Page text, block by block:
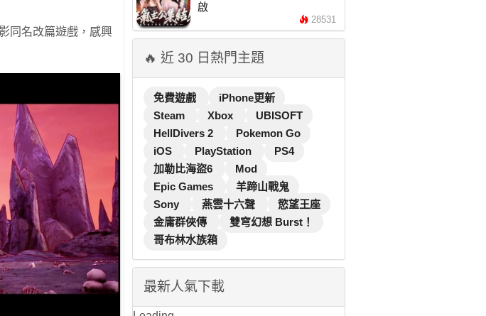
同名改篇遊戲，感興
啟
28531
🔥 近 30 日熱門主題
免費遊戲
iPhone更新
Steam
Xbox
UBISOFT
HellDivers 2
Pokemon Go
iOS
PlayStation
PS4
加勒比海盜6
Mod
Epic Games
羊蹄山戰鬼
Sony
燕雲十六聲
慾望王座
金庸群俠傳
雙穹幻想 Burst！
哥布林水族箱
最新人氣下載